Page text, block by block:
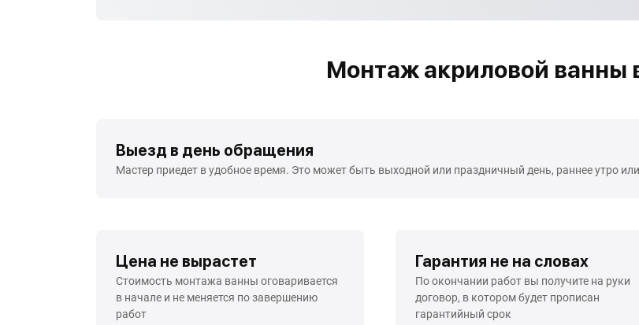
Монтаж акриловой ванны
Выезд в день обращения
Мастер приедет в удобное время. Это может быть выходной или праздничный день, раннее утро
Цена не вырастет
Стоимость монтажа ванны оговаривается
в начале и не меняется по завершению
работ
Гарантия не на словах
По окончании работ вы получите на руки
договор, в котором будет прописан
гарантийный срок